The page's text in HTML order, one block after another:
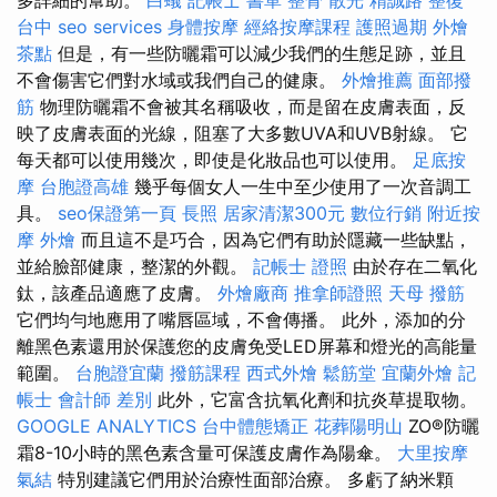
台中 seo services 身體按摩 經絡按摩課程 護照過期 外燴
茶點 但是，有一些防曬霜可以減少我們的生態足跡，並且
不會傷害它們對水域或我們自己的健康。 外燴推薦 面部撥
筋 物理防曬霜不會被其名稱吸收，而是留在皮膚表面，反
映了皮膚表面的光線，阻塞了大多數UVA和UVB射線。 它
每天都可以使用幾次，即使是化妝品也可以使用。 足底按
摩 台胞證高雄 幾乎每個女人一生中至少使用了一次音調工
具。 seo保證第一頁 長照 居家清潔300元 數位行銷 附近按
摩 外燴 而且這不是巧合，因為它們有助於隱藏一些缺點，
並給臉部健康，整潔的外觀。 記帳士 證照 由於存在二氧化
鈦，該產品適應了皮膚。 外燴廠商 推拿師證照 天母 撥筋
它們均勻地應用了嘴唇區域，不會傳播。 此外，添加的分
離黑色素還用於保護您的皮膚免受LED屏幕和燈光的高能量
範圍。 台胞證宜蘭 撥筋課程 西式外燴 鬆筋堂 宜蘭外燴 記
帳士 會計師 差別 此外，它富含抗氧化劑和抗炎草提取物。
GOOGLE ANALYTICS 台中體態矯正 花葬陽明山 ZO®防曬
霜8-10小時的黑色素含量可保護皮膚作為陽傘。 大里按摩
氣結 特別建議它們用於治療性面部治療。 多虧了納米顆